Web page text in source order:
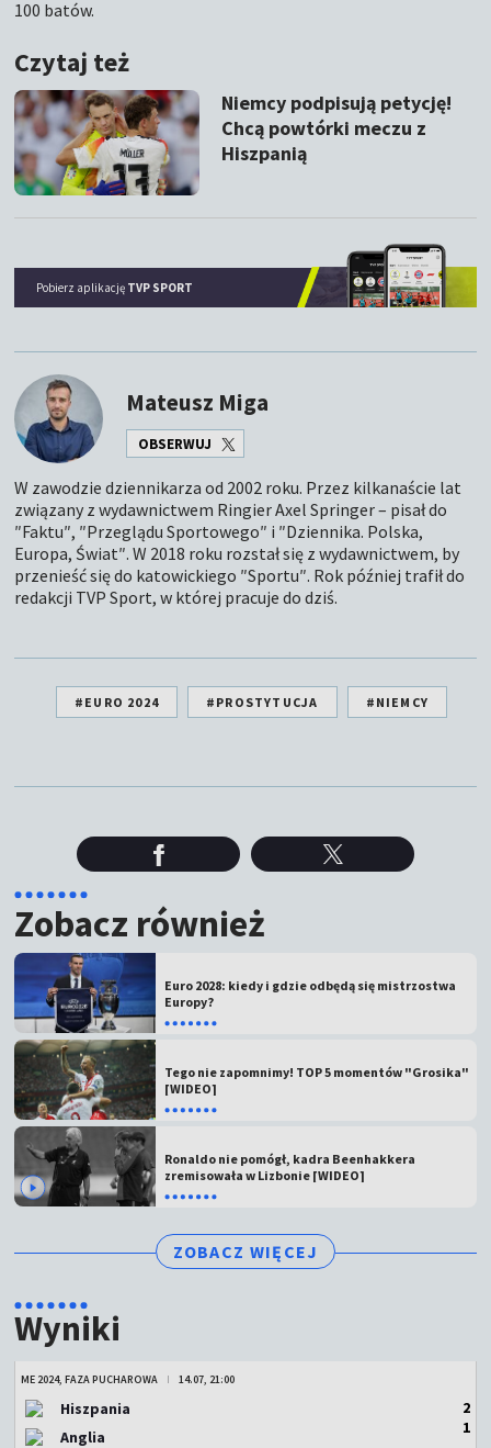
100 batów.
Czytaj też
Niemcy podpisują petycję!
Chcą powtórki meczu z
Hiszpanią
Pobierz aplikację TVP SPORT
Mateusz Miga
OBSERWUJ
W zawodzie dziennikarza od 2002 roku. Przez kilkanaście lat
związany z wydawnictwem Ringier Axel Springer – pisał do
″Faktu″, ″Przeglądu Sportowego″ i ″Dziennika. Polska,
Europa, Świat″. W 2018 roku rozstał się z wydawnictwem, by
przenieść się do katowickiego ″Sportu″. Rok później trafił do
redakcji TVP Sport, w której pracuje do dziś.
#EURO 2024 #PROSTYTUCJA #NIEMCY
Zobacz również
Euro 2028: kiedy i gdzie odbędą się mistrzostwa
Europy?
Tego nie zapomnimy! TOP 5 momentów "Grosika"
[WIDEO]
Ronaldo nie pomógł, kadra Beenhakkera
zremisowała w Lizbonie [WIDEO]
ZOBACZ WIĘCEJ
Wyniki
ME 2024, FAZA PUCHAROWA 14.07, 21:00
Hiszpania
Anglia
2
1